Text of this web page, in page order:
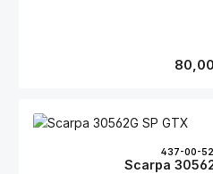
437-00-
Scarpa